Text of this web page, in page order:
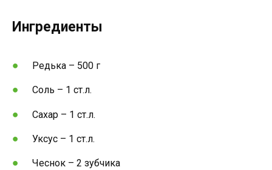
Ингредиенты
Редька – 500 г
Соль – 1 ст.л.
Сахар – 1 ст.л.
Уксус – 1 ст.л.
Чеснок – 2 зубчика